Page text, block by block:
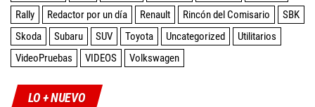
Rally
Redactor por un día Renault Rincón del Comisario
SBK
Skoda
Subaru SUV Toyota Uncategorized
Utilitarios
VideoPruebas
VIDEOS Volkswagen
LO + NUEVO